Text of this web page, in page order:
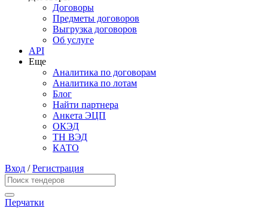
Договоры
Предметы договоров
Выгрузка договоров
Об услуге
API
Еще
Аналитика по договорам
Аналитика по лотам
Блог
Найти партнера
Анкета ЭЦП
ОКЭД
ТН ВЭД
КАТО
Вход /Регистрация
Перчатки